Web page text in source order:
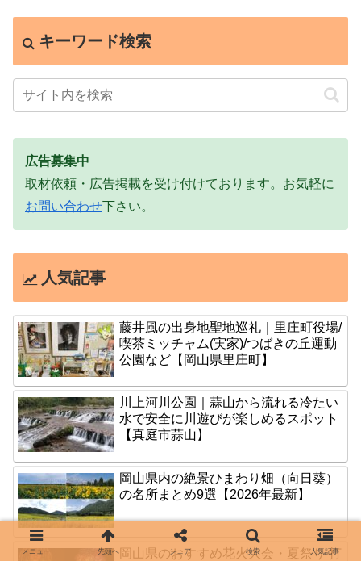
キーワード検索
広告募集中
取材依頼・広告掲載を受け付けております。お気軽に
お問い合わせ下さい。
人気記事
藤井風の出身地聖地巡礼｜里庄町役場/
喫茶ミッチャム(実家)/つばきの丘運動
公園など【岡山県里庄町】
川上河川公園｜蒜山から流れる冷たい
水で安全に川遊びが楽しめるスポット
【真庭市蒜山】
岡山県内の絶景ひまわり畑（向日葵）
の名所まとめ9選【2026年最新】
岡山県のおすすめ花火大会・夏祭り 打
メニュー 先頭へ シェア 検索 人気記事